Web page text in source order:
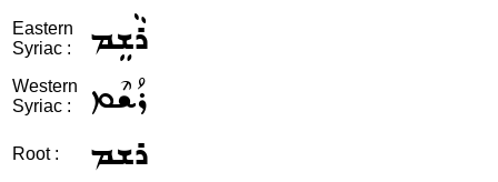
Eastern
Syriac :
ܪܵܫܸܡ
Western
Syriac :
ܪܳܫܶܡ
Root : ܪܫܡ